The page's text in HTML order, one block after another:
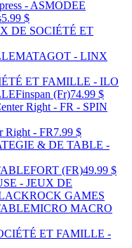
5.99 $
MATAGOT - LINX
Finspan (Fr)74.99 $
Right - FR7.99 $
FORT (FR)49.99 $
MICRO MACRO